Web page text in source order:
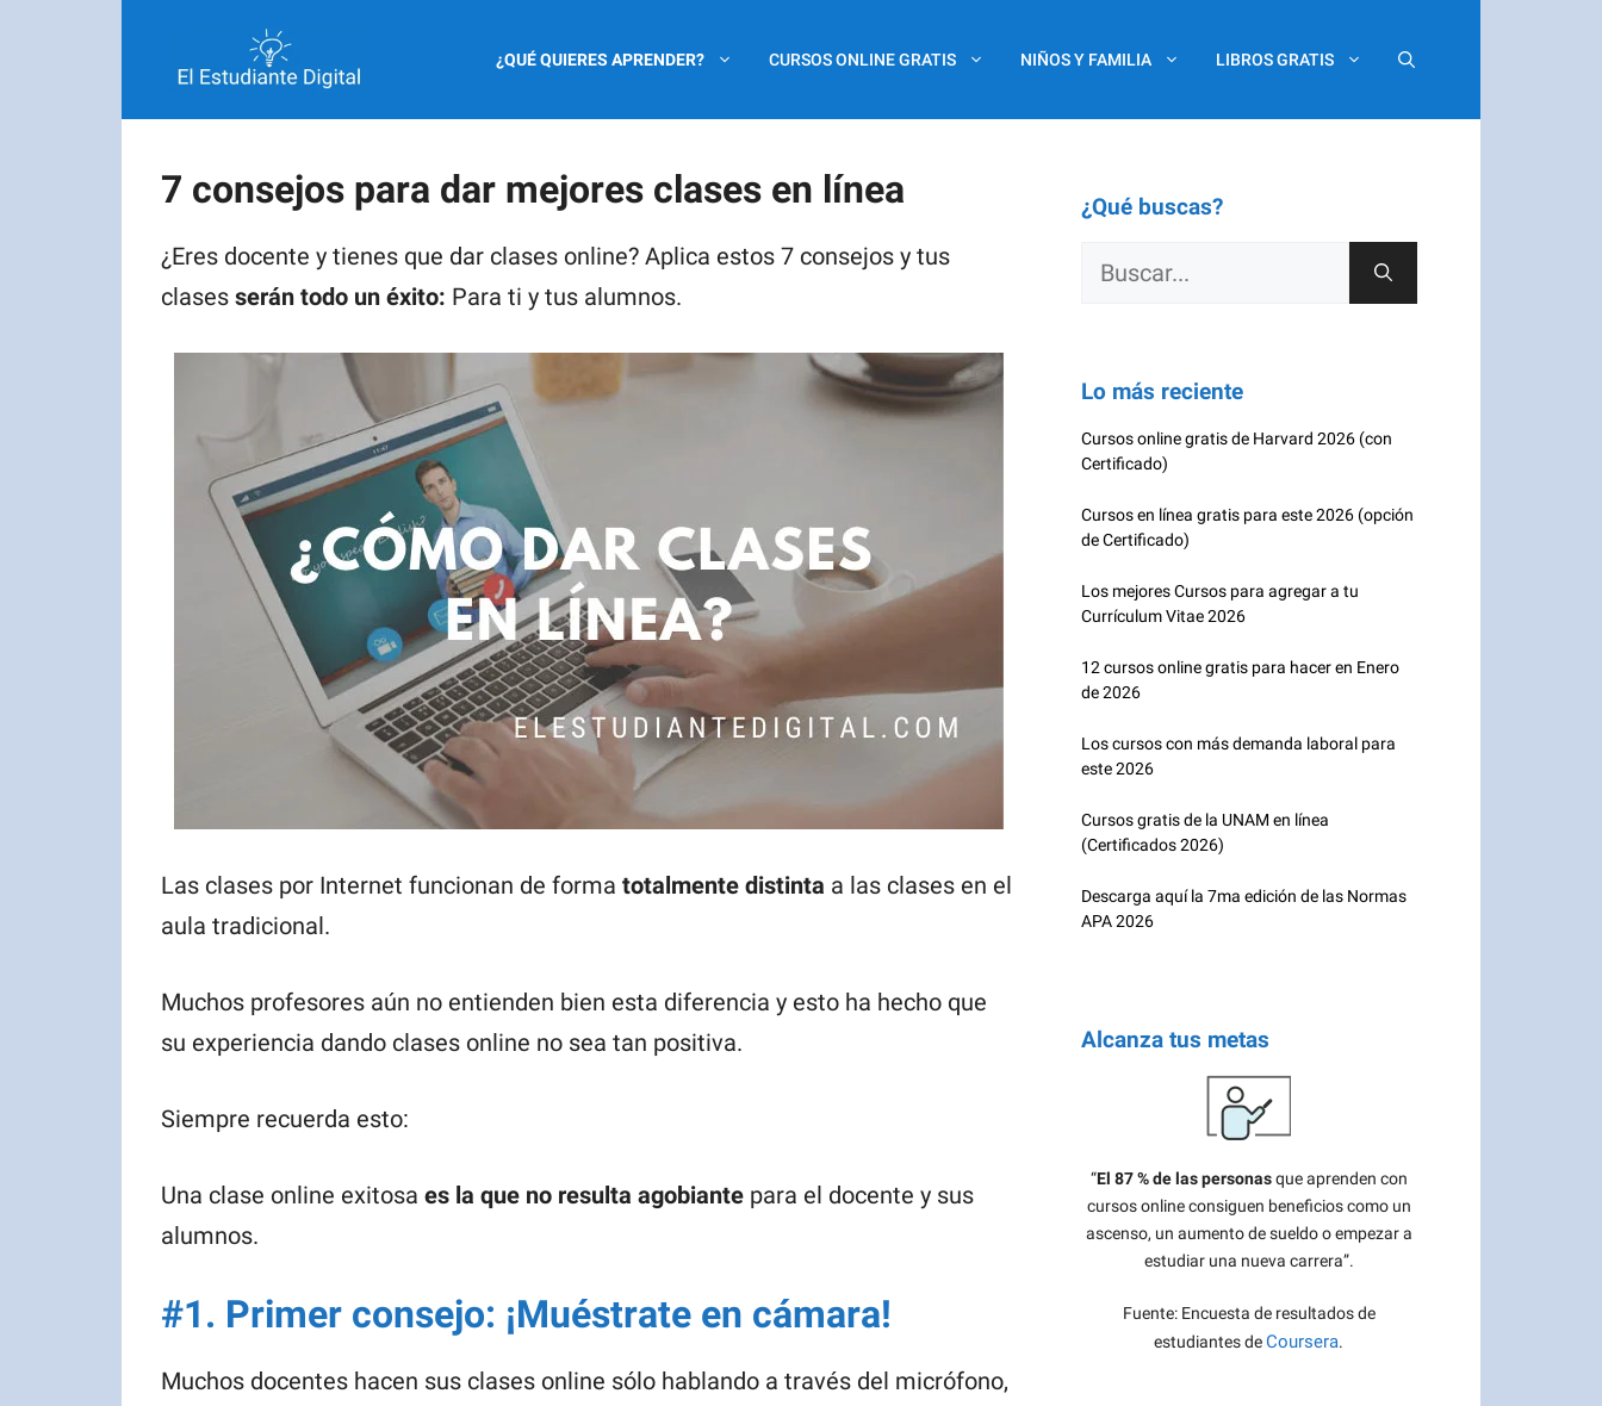
¿QUÉ QUIERES APRENDER? CURSOS ONLINE GRATIS NIÑOS Y FAMILIA LIBROS GRATIS
7 consejos para dar mejores clases en línea
¿Eres docente y tienes que dar clases online? Aplica estos 7 consejos y tus
clases serán todo un éxito: Para ti y tus alumnos.
Las clases por Internet funcionan de forma totalmente distinta a las clases en el
aula tradicional.
Muchos profesores aún no entienden bien esta diferencia y esto ha hecho que
su experiencia dando clases online no sea tan positiva.
Siempre recuerda esto:
Una clase online exitosa es la que no resulta agobiante para el docente y sus
alumnos.
#1. Primer consejo: ¡Muéstrate en cámara!
Muchos docentes hacen sus clases online sólo hablando a través del micrófono,
¿Qué buscas?
Buscar:
Lo más reciente
Cursos online gratis de Harvard 2026 (con
Certificado)
Cursos en línea gratis para este 2026 (opción
de Certificado)
Los mejores Cursos para agregar a tu
Currículum Vitae 2026
12 cursos online gratis para hacer en Enero
de 2026
Los cursos con más demanda laboral para
este 2026
Cursos gratis de la UNAM en línea
(Certificados 2026)
Descarga aquí la 7ma edición de las Normas
APA 2026
Alcanza tus metas
“El 87 % de las personasque aprenden con
cursos online consiguen beneficios como un
ascenso, un aumento de sueldo o empezar a
estudiar una nueva carrera”.
Fuente: Encuesta de resultados de
estudiantes deCoursera.